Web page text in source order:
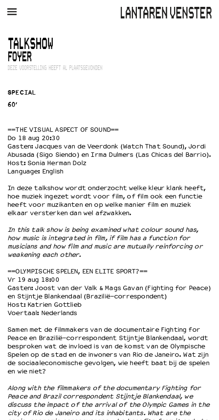
AGENDA FILM
Winkelmandje
EDUCATIE
Schoolvoorstellingen
Filmprogramma’s Primair Onderwijs
Filmprogramma’s VO/MBO
Speciale educatieprogramma’s
OVER LANTARENVENSTER
Wat we doen
Werken bij
Wie is wie
Word vriend
Historie
Partners
Huisregels
Privacyverklaring
Integriteits- en gedragscode
Duurzaamheid
Culturele boycot Israël
Ruimte voor artistieke vrijheid – VNPF
TALKSHOW
FOYER
DEZE VOORSTELLING HEEFT AL PLAATSGEVONDEN
SPECIAL
60’
==THE VISUAL ASPECT OF SOUND==
Do 18 aug 20:30
Gasten: Jacques van de Veerdonk (Watch That Sound), Jordi
Abusada (Sigo Siendo) en Irma Dulmers (Las Chicas del Barrio).
Host: Sonia Herman Dolz
Language: English
In deze talkshow wordt onderzocht welke kleur klank heeft,
hoe muziek ingezet wordt voor film, of film ook een functie
heeft voor muzikanten en op welke manier film en muziek
elkaar versterken dan wel afzwakken.
In this talk show is being examined what colour sound has,
how music is integrated in film, if film has a function for
musicians and how film and music are mutually reinforcing or
weakening each other.
==OLYMPISCHE SPELEN, EEN ELITE SPORT?==
Vr 19 aug 18:00
Gasten: Joost van der Valk & Mags Gavan (Fighting for Peace)
en Stijntje Blankendaal (Brazilië-correspondent)
Host: Katrien Gottlieb
Voertaal: Nederlands
Samen met de filmmakers van de documentaire Fighting for
Peace en Brazilië-correspondent Stijntje Blankendaal, wordt
besproken wat de invloed is van de komst van de Olympische
Spelen op de stad en de inwoners van Rio de Janeiro. Wat zijn
de sociaaleconomische gevolgen, wie heeft baat bij de spelen
en wie niet?
Along with the filmmakers of the documentary Fighting for
Peace and Brazil correspondent Stijntje Blankendaal, we
discuss the impact of the arrival of the Olympic Games in the
city of Rio de Janeiro and its inhabitants. What are the